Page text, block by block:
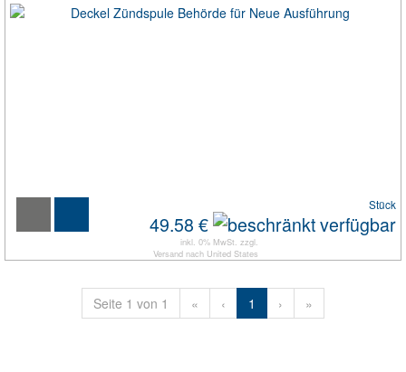
Stück
49.58 €
inkl. 0% MwSt. zzgl.
Versand nach United States
Seite 1 von 1 « ‹ 1 › »